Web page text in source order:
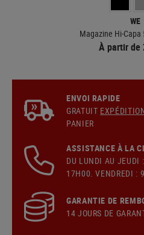
WE
Magazine Hi-Capa
À partir de
ENVOI RAPIDE
GRATUIT
PANIER
ASSISTANCE À LA
DU LUNDI AU
17H00. VENDREDI :
GARANTIE DE
14 JOURS DE